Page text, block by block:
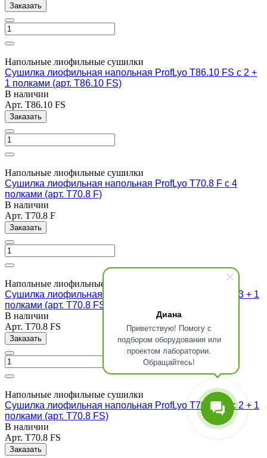
Диана
Приветствую! Помогу с
подбором оборудования или
проектом лаборатории.
Обращайтесь!
Заказать
Напольные лиофильные сушилки
Сушилка лиофильная напольная ProfLyo T86.10 FS c 2 +
1 полками (арт. T86.10 FS)
В наличии
Арт. T86.10 FS
Заказать
Напольные лиофильные сушилки
Сушилка лиофильная напольная ProfLyo T70.8 F с 4
полками (арт. T70.8 F)
В наличии
Арт. T70.8 F
Заказать
Напольные лиофильные сушилки
Сушилка лиофильная напольная ProfLyo T70.8 FS c 3 + 1
полками (арт. T70.8 FS)
В наличии
Арт. T70.8 FS
Заказать
Напольные лиофильные сушилки
Сушилка лиофильная напольная ProfLyo T70.8 FS c 2 + 1
полками (арт. T70.8 FS)
В наличии
Арт. T70.8 FS
Заказать